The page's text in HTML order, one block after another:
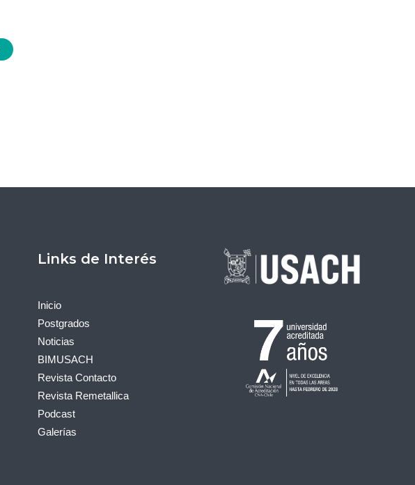
Links de Interés
Inicio
Postgrados
Noticias
BIMUSACH
Revista Contacto
Revista Remetallica
Podcast
Galerías